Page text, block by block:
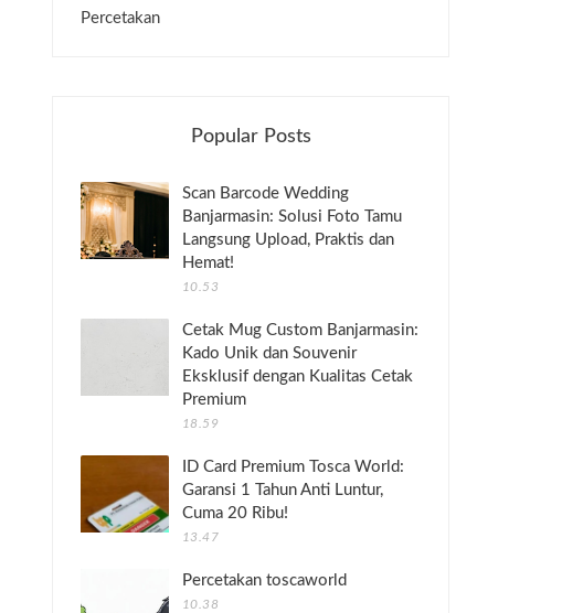
Percetakan
Popular Posts
Scan Barcode Wedding
Banjarmasin: Solusi Foto Tamu
Langsung Upload, Praktis dan
Hemat!
10.53
Cetak Mug Custom Banjarmasin:
Kado Unik dan Souvenir
Eksklusif dengan Kualitas Cetak
Premium
18.59
ID Card Premium Tosca World:
Garansi 1 Tahun Anti Luntur,
Cuma 20 Ribu!
13.47
Percetakan toscaworld
10.38